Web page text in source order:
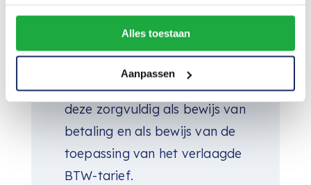
Alles toestaan
Aanpassen
Stap 5: Betaal en
Bewaar de Factuur
Betaal de factuur en bewaar
deze zorgvuldig als bewijs van
betaling en als bewijs van de
toepassing van het verlaagde
BTW-tarief.